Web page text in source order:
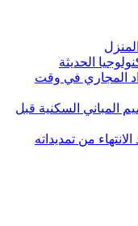
الحديثة
المجاري في وقت
المباني السكنية قبل
من تمديداته